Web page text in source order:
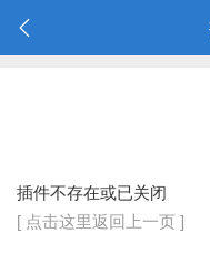
插件不存在或已关闭
[ 点击这里返回上一页 ]